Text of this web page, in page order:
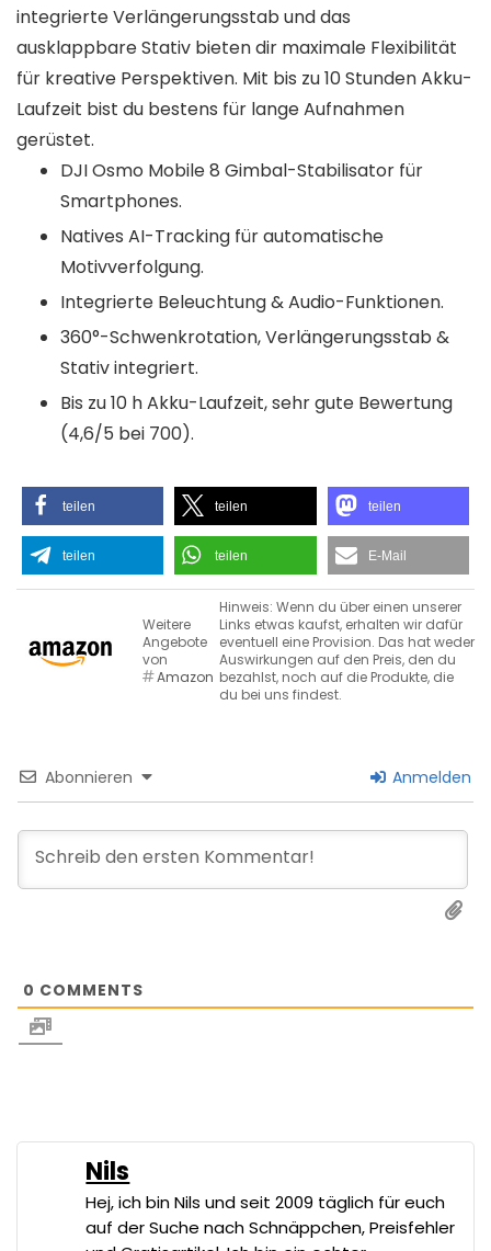
integrierte Verlängerungsstab und das
ausklappbare Stativ bieten dir maximale Flexibilität
für kreative Perspektiven. Mit bis zu 10 Stunden Akku-
Laufzeit bist du bestens für lange Aufnahmen
gerüstet.
DJI Osmo Mobile 8 Gimbal-Stabilisator für
Smartphones.
Natives AI-Tracking für automatische
Motivverfolgung.
Integrierte Beleuchtung & Audio-Funktionen.
360°-Schwenkrotation, Verlängerungsstab &
Stativ integriert.
Bis zu 10 h Akku-Laufzeit, sehr gute Bewertung
(4,6/5 bei 700).
teilen teilen teilen
teilen teilen E-Mail
Weitere
Angebote
von
Amazon
Hinweis: Wenn du über einen unserer
Links etwas kaufst, erhalten wir dafür
eventuell eine Provision. Das hat weder
Auswirkungen auf den Preis, den du
bezahlst, noch auf die Produkte, die
du bei uns findest.
Abonnieren Anmelden
0 COMMENTS
Nils
Hej, ich bin Nils und seit 2009 täglich für euch
auf der Suche nach Schnäppchen, Preisfehler